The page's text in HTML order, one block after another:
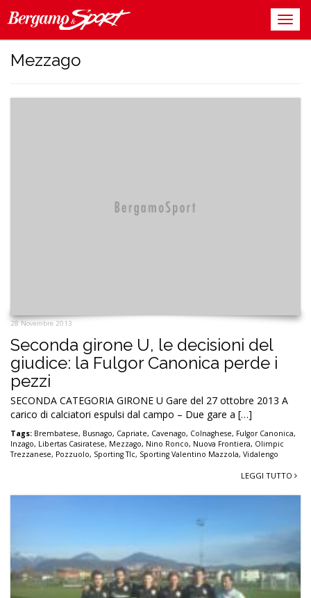
Mezzago
28 Novembre 2013
Seconda girone U, le decisioni del
giudice: la Fulgor Canonica perde i
pezzi
SECONDA CATEGORIA GIRONE U Gare del 27 ottobre 2013 A
carico di calciatori espulsi dal campo – Due gare a […]
Tags: Brembatese, Busnago, Capriate, Cavenago, Colnaghese, Fulgor Canonica,
Inzago, Libertas Casiratese, Mezzago, Nino Ronco, Nuova Frontiera, Olimpic
Trezzanese, Pozzuolo, Sporting Tlc, Sporting Valentino Mazzola, Vidalengo
LEGGI TUTTO